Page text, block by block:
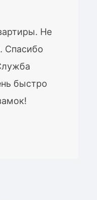
Не
Спасибо
быстро